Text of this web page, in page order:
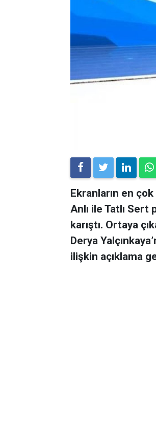
Ekranların en
Anlı ile Tatlı Sert
karıştı. Ortaya
Derya
ilişkin açıklama